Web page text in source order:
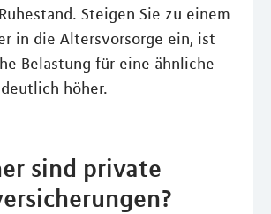
Steigen Sie zu einem
in die Altersvorsorge ein, ist
Belastung für eine ähnliche
höher.
sind private